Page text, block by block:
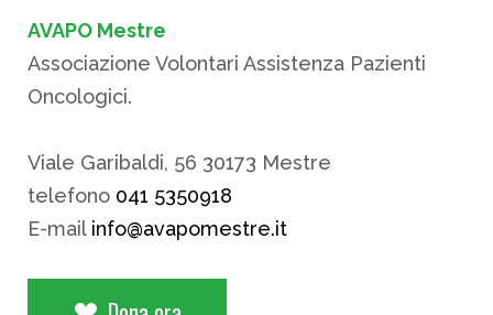
AVAPO Mestre
Associazione Volontari Assistenza Pazienti
Oncologici.
Viale Garibaldi, 56 30173 Mestre
telefono 041 5350918
E-mail info@avapomestre.it